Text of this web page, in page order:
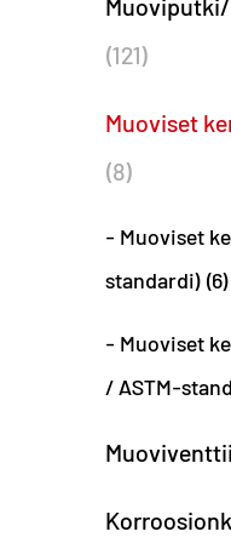
(121)
Muoviset
(8)
- Muoviset
standardi) (6)
- Muoviset
/ ASTM-